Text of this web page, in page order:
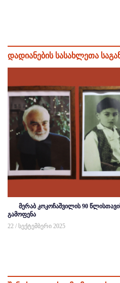
დადიანების სასახლეთა
მერაბ კოკოჩაშვილის 90
გამოფენა
22 / სექტემბერი 2025